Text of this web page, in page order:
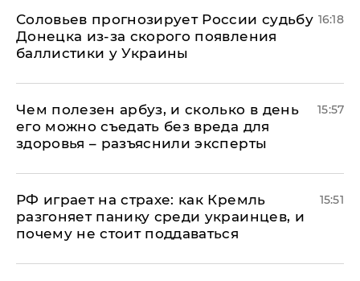
Соловьев прогнозирует России судьбу
Донецка из-за скорого появления
баллистики у Украины
16:18
Чем полезен арбуз, и сколько в день
его можно съедать без вреда для
здоровья – разъяснили эксперты
15:57
РФ играет на страхе: как Кремль
разгоняет панику среди украинцев, и
почему не стоит поддаваться
15:51